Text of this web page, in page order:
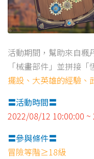
活動期間，幫助來自
「械畫部件」並拼接
擺設、大英雄的經驗、
〓活動時間〓
2022/08/12 10:00:00
〓參與條件〓
冒險等階≥18級